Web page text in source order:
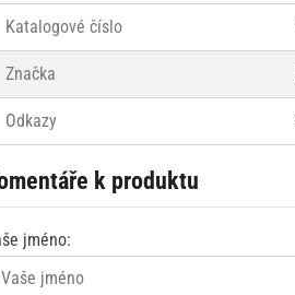
Katalogové číslo
Značka
Odkazy
k produktu
jméno: